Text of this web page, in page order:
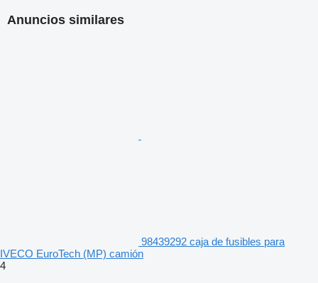
Anuncios similares
98439292 caja de fusibles para
IVECO EuroTech (MP) camión
4